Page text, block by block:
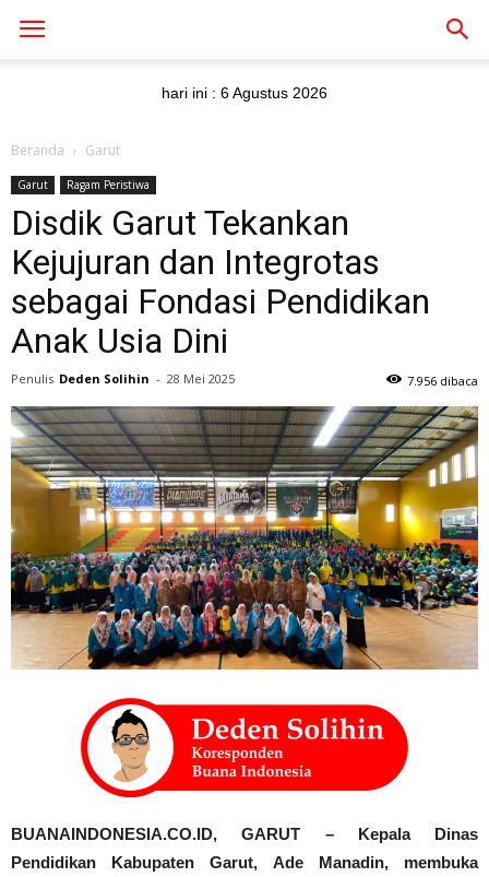
hari ini : 6 Agustus 2026
Beranda Garut
Garut Ragam Peristiwa
Disdik Garut Tekankan
Kejujuran dan Integrotas
sebagai Fondasi Pendidikan
Anak Usia Dini
Penulis Deden Solihin - 28 Mei 2025 7.956 dibaca
BUANAINDONESIA.CO.ID, GARUT – Kepala Dinas
Pendidikan Kabupaten Garut, Ade Manadin, membuka